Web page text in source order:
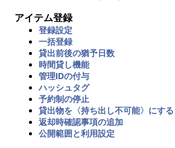
アイテム登録
登録設定
一括登録
貸出前後の猶予日数
時間貸し機能
管理IDの付与
ハッシュタグ
予約制の停止
貸出物を〈持ち出し不可能〉にする
返却時確認事項の追加
公開範囲と利用設定